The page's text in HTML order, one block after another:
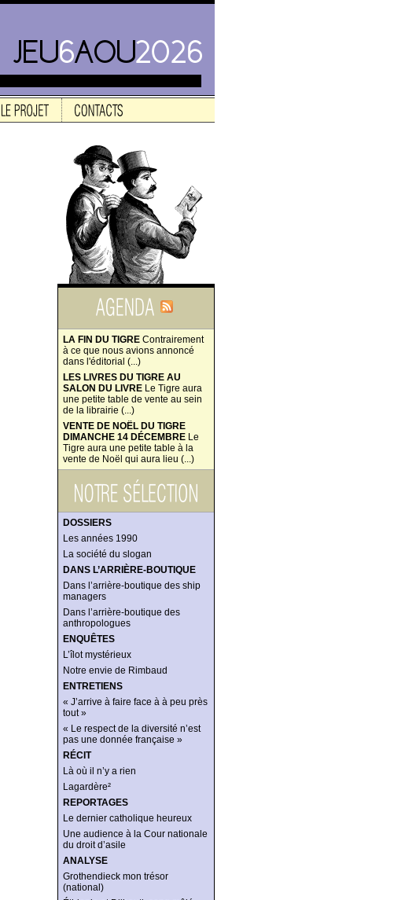
LA FIN DU TIGRE Contrairement
à ce que nous avions annoncé
dans l'éditorial (...)
LES LIVRES DU TIGRE AU
SALON DU LIVRE Le Tigre aura
une petite table de vente au sein
de la librairie (...)
VENTE DE NOËL DU TIGRE
DIMANCHE 14 DÉCEMBRE Le
Tigre aura une petite table à la
vente de Noël qui aura lieu (...)
DOSSIERS
Les années 1990
La société du slogan
DANS L’ARRIÈRE-BOUTIQUE
Dans l’arrière-boutique des ship
managers
Dans l’arrière-boutique des
anthropologues
ENQUÊTES
L’îlot mystérieux
Notre envie de Rimbaud
ENTRETIENS
« J’arrive à faire face à à peu près
tout »
« Le respect de la diversité n’est
pas une donnée française »
RÉCIT
Là où il n’y a rien
Lagardère²
REPORTAGES
Le dernier catholique heureux
Une audience à la Cour nationale
du droit d’asile
ANALYSE
Grothendieck mon trésor
(national)